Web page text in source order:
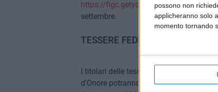
possono non
applicheranno solo
momento tornando
https://figc.getyourevent.online/, a
settembre.
TESSERE FEDERALI E TESSERE
I titolari delle tessere federali e delle
d'Onore potranno accedere alla